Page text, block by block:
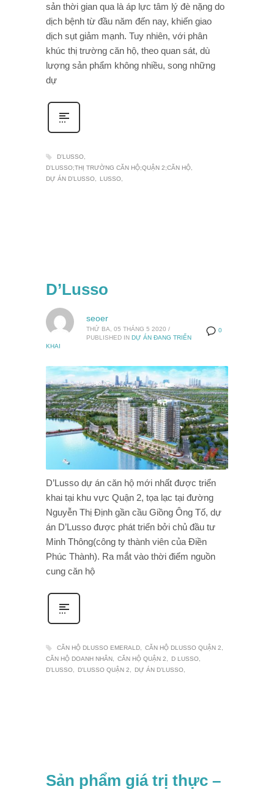
sản thời gian qua là áp lực tâm lý đè nặng do
dịch bệnh từ đầu năm đến nay, khiến giao
dịch sụt giảm mạnh. Tuy nhiên, với phân
khúc thị trường căn hộ, theo quan sát, dù
lượng sản phẩm không nhiều, song những
dự
D’LUSSO
D’LUSSO;THỊ TRƯỜNG CĂN HỘ;QUẬN 2;CĂN HỘ
DỰ ÁN D’LUSSO
LUSSO
D’Lusso
0
seoer
THỨ BA, 05 THÁNG 5 2020 /
PUBLISHED IN DỰ ÁN ĐANG TRIỂN
KHAI
D’Lusso dự án căn hộ mới nhất được triển
khai tại khu vực Quận 2, tọa lạc tại đường
Nguyễn Thị Định gần cầu Giồng Ông Tố, dự
án D’Lusso được phát triển bởi chủ đầu tư
Minh Thông(công ty thành viên của Điền
Phúc Thành). Ra mắt vào thời điểm nguồn
cung căn hộ
CĂN HỘ DLUSSO EMERALD
CĂN HỘ DLUSSO QUẬN 2
CĂN HỘ DOANH NHÂN
CĂN HỘ QUẬN 2
D LUSSO
D’LUSSO
D'LUSSO QUẬN 2 DỰ ÁN D’LUSSO
Sản phẩm giá trị thực –